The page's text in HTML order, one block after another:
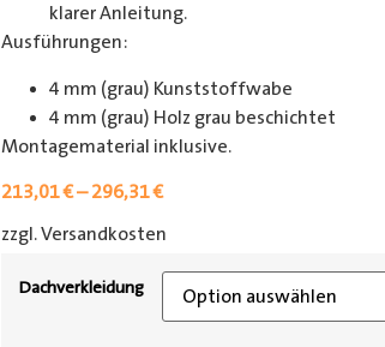
klarer Anleitung.
Ausführungen:
4 mm (grau) Kunststoffwabe
4 mm (grau) Holz grau beschichtet
Montagematerial inklusive.
213,01€–296,31€
zzgl. Versandkosten
Dachverkleidung